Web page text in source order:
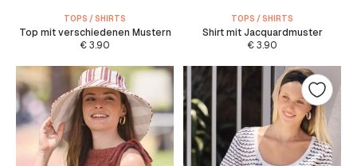
TOPS / SHIRTS
Top mit verschiedenen Mustern
€3.90
TOPS / SHIRTS
Shirt mit Jacquardmuster
€3.90